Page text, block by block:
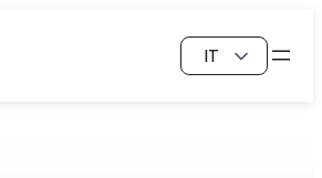
Scegli
una